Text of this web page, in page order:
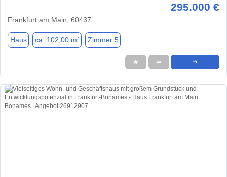
295.000 €
Frankfurt am Main, 60437
Haus ca. 102,00 m² Zimmer 5
★ ➦ ➜